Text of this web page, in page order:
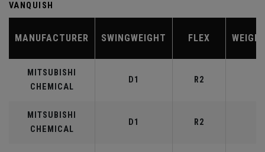
VANQUISH
MANUFACTURER SWINGWEIGHT FLEX
MITSUBISHI
CHEMICAL
D1 R2
MITSUBISHI
CHEMICAL
D1 R2